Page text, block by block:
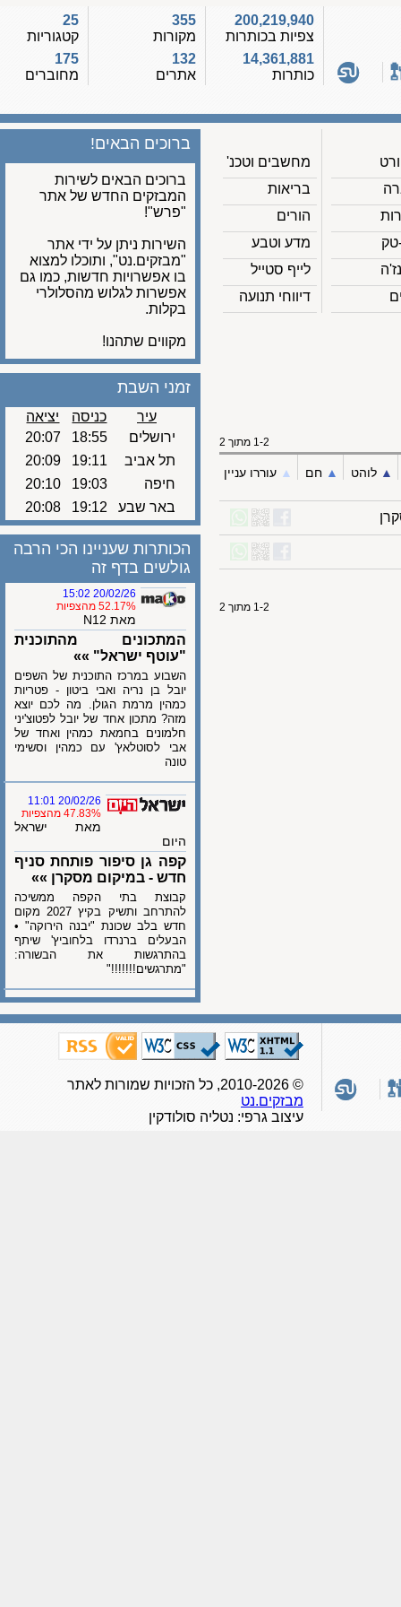
200,219,940
צפיות בכותרות
14,361,881
כותרות
355
מקורות
132
אתרים
קטגוריות
175
מחוברים
מחשבים וטכנ'
בריאות
הורים
מדע וטבע
לייף סטייל
דיווחי תנועה
ברוכים הבאים!
ברוכים הבאים לשירות
המבזקים החדש של אתר
"פרש"!
השירות ניתן על ידי אתר
"מבזקים.נט", ותוכלו למצוא
בו אפשרויות חדשות, כמו גם
אפשרות לגלוש מהסלולרי
בקלות.
מקווים שתהנו!
לוהט ▲︎ חם ▲︎ עוררו עניין
זמני השבת
עיר כניסה
יציאה
ירושלים
18:55
20:07
תל אביב
19:11
20:09
חיפה
19:03
20:10
באר שבע
19:12
20:08
הכותרות שעניינו הכי הרבה
גולשים בדף זה
20/02/26 15:02
52.17% מהצפיות
מאת N12
המתכונים מהתוכנית
"עוטף ישראל" »»
השבוע במרכז התוכנית של השפים
יובל בן נריה ואבי ביטון - פטריות
כמהין מרמת הגולן. מה לכם יוצא
מזה? מתכון אחד של יובל לפטוצ'יני
חלמונים בחמאת כמהין ואחד של
אבי לסוטלאץ' עם כמהין וסשימי
טונה
20/02/26 11:01
47.83% מהצפיות
מאת ישראל
היום
קפה גן סיפור פותחת סניף
חדש - במיקום מסקרן »»
קבוצת בתי הקפה ממשיכה
להתרחב ותשיק בקיץ 2027 מקום
חדש בלב שכונת "יבנה הירוקה" •
הבעלים ברנרדו בלחוביץ' שיתף
בהתרגשות את הבשורה:
"מתרגשים!!!!!!!"
מבזקים.נט
עיצוב גרפי: נטליה סולודקין